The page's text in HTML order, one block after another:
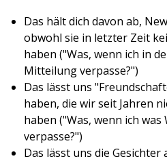
Das hält dich davon ab,
obwohl sie in letzter Zeit
haben ("Was, wenn ich in
Mitteilung verpasse?")
Das lässt uns
haben, die wir seit Jahren
haben ("Was, wenn ich
verpasse?")
Das lässt uns die